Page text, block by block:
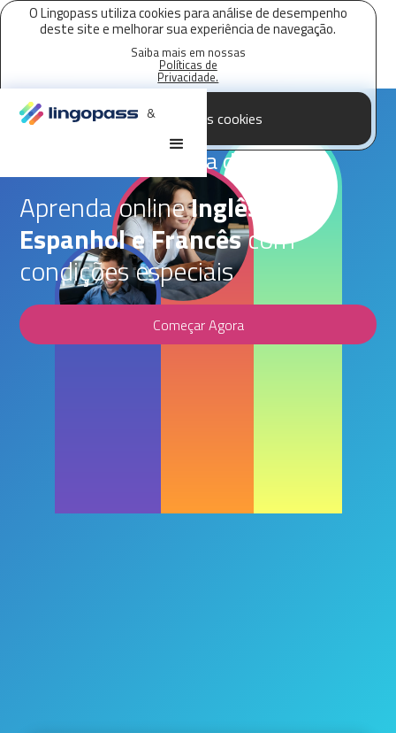
O Lingopass utiliza cookies para análise de desempenho
deste site e melhorar sua experiência de navegação.
Saiba mais em nossas
Políticas de
Privacidade.
Aceitar todos os cookies
&
Parceria Lingopass,
Sociedade Harmonia de Tênis
Aprenda onlineInglês,
Espanhol e Francêscom
condições especiais
Começar Agora